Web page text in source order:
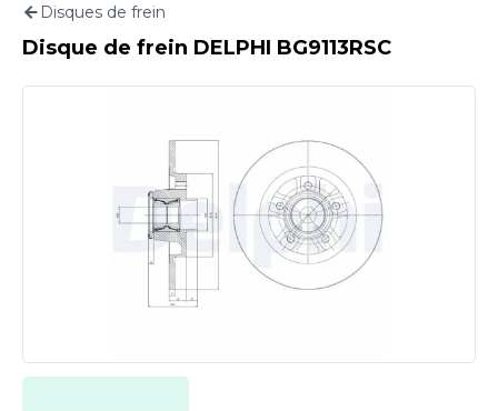
Disques de frein
Disque de frein DELPHI BG9113RSC